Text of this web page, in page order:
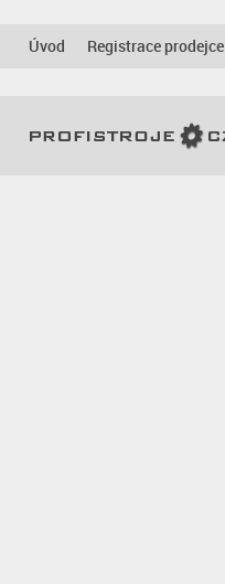
Úvod Registrace prodejce